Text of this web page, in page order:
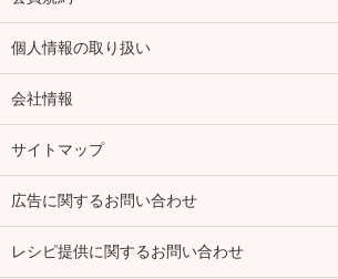
個人情報の取り扱い
会社情報
サイトマップ
広告に関するお問い合わせ
レシピ提供に関するお問い合わせ